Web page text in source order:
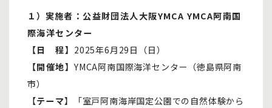
１） 実施者：公益財団法人大阪YMCA YMCA阿南国
際海洋センター
【日 程】 2025年6月29日（日）
【開催地】YMCA阿南国際海洋センター（徳島県阿南
市）
【テーマ】「室戸阿南海岸国定公園での自然体験から